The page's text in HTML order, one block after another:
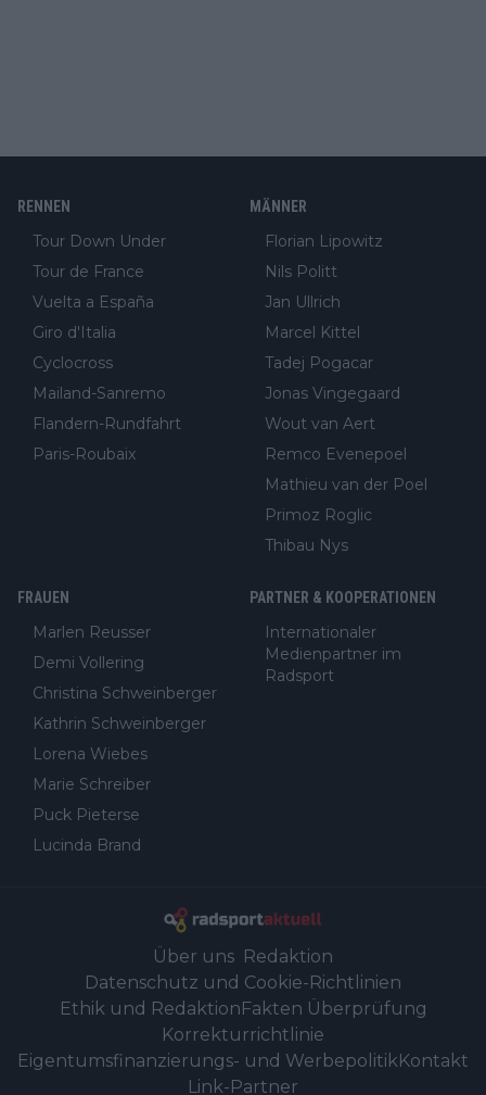
RENNEN
Tour Down Under
Tour de France
Vuelta a España
Giro d'Italia
Cyclocross
Mailand-Sanremo
Flandern-Rundfahrt
Paris-Roubaix
MÄNNER
Florian Lipowitz
Nils Politt
Jan Ullrich
Marcel Kittel
Tadej Pogacar
Jonas Vingegaard
Wout van Aert
Remco Evenepoel
Mathieu van der Poel
Primoz Roglic
Thibau Nys
FRAUEN
Marlen Reusser
Demi Vollering
Christina Schweinberger
Kathrin Schweinberger
Lorena Wiebes
Marie Schreiber
Puck Pieterse
Lucinda Brand
PARTNER & KOOPERATIONEN
Internationaler
Medienpartner im
Radsport
Über uns Redaktion
Datenschutz und Cookie-Richtlinien
Ethik und RedaktionFakten Überprüfung
Korrekturrichtlinie
Eigentumsfinanzierungs- und WerbepolitikKontakt
Link-Partner